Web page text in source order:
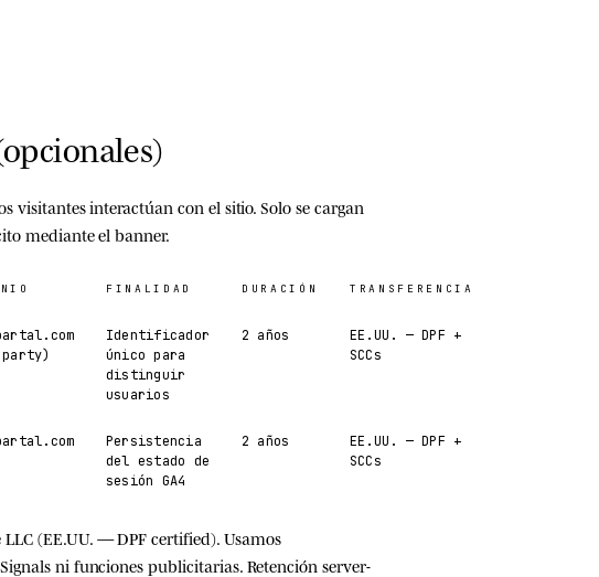
visitantes interactúan con el sitio.Solo se cargan
mediante el banner.
FINALIDAD DURACIÓN TRANSFERENCIA
Identificador
único para
distinguir
usuarios
2 años
EE.UU. — DPF +
SCCs
Persistencia
del estado de
sesión GA4
2 años
EE.UU. — DPF +
SCCs
LLC(EE.UU. — DPF certified). Usamos
ni funciones publicitarias. Retención server-